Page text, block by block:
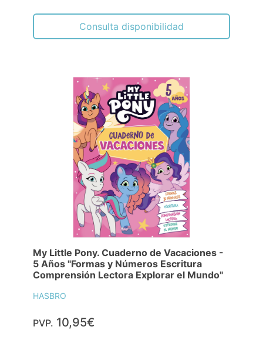
Consulta disponibilidad
My Little Pony. Cuaderno de Vacaciones -
5 Años "Formas y Números Escritura
Comprensión Lectora Explorar el Mundo"
HASBRO
PVP. 10,95€